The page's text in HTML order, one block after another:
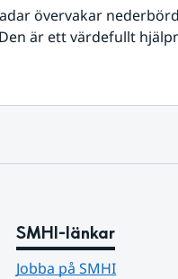
övervakar
är ett värdefullt
SMHI-länkar
Jobba på SMHI